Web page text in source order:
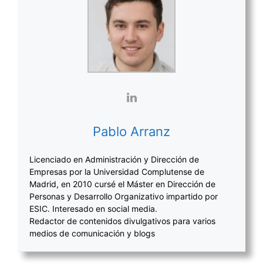
Pablo Arranz
Licenciado en Administración y Dirección de
Empresas por la Universidad Complutense de
Madrid, en 2010 cursé el Máster en Dirección de
Personas y Desarrollo Organizativo impartido por
ESIC. Interesado en social media.
Redactor de contenidos divulgativos para varios
medios de comunicación y blogs